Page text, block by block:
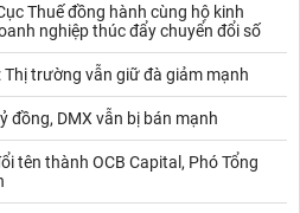
Thuế đồng hành cùng hộ kinh
nghiệp thúc đẩy chuyển đổi số
trường vẫn giữ đà giảm mạnh
đồng, DMX vẫn bị bán mạnh
tên thành OCB Capital, Phó Tổng